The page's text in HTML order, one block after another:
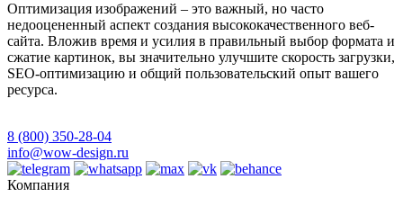
Оптимизация изображений – это важный, но часто
недооцененный аспект создания высококачественного веб-
сайта. Вложив время и усилия в правильный выбор формата и
сжатие картинок, вы значительно улучшите скорость загрузки,
SEO-оптимизацию и общий пользовательский опыт вашего
ресурса.
8 (800) 350-28-04
info@wow-design.ru
Компания